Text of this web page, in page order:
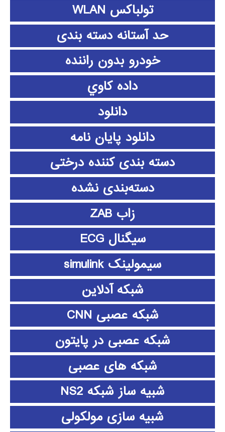
تولباکس WLAN
حد آستانه دسته بندی
خودرو بدون راننده
داده كاوي
دانلود
دانلود پايان نامه
دسته بندی کننده درختی
دسته‌بندی نشده
زاب ZAB
سیگنال ECG
سیمولینک simulink
شبکه آدلاین
شبکه عصبی CNN
شبکه عصبی در پایتون
شبکه های عصبی
شبیه ساز شبکه NS2
شبیه سازی مولکولی